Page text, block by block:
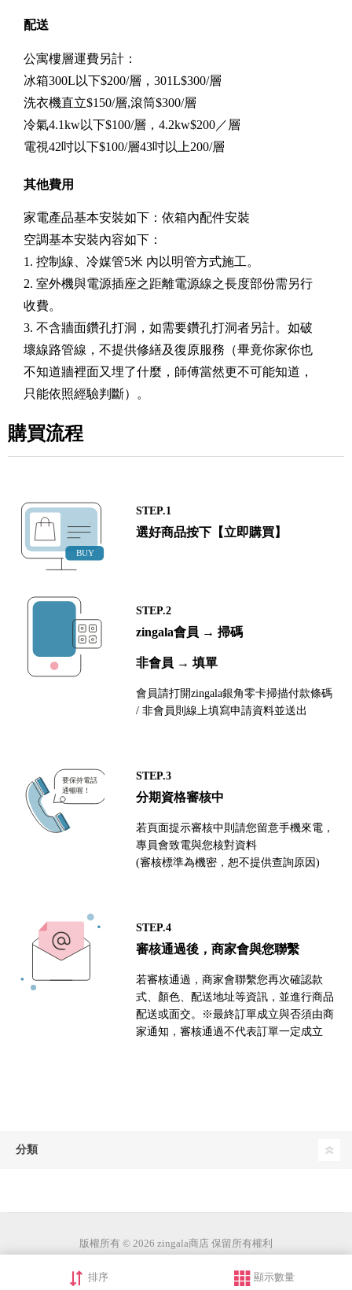
配送
公寓樓層運費另計：
冰箱300L以下$200/層，301L$300/層
洗衣機直立$150/層,滾筒$300/層
冷氣4.1kw以下$100/層，4.2kw$200／層
電視42吋以下$100/層43吋以上200/層
其他費用
家電產品基本安裝如下：依箱內配件安裝
空調基本安裝內容如下：
1. 控制線、冷媒管5米 內以明管方式施工。
2. 室外機與電源插座之距離電源線之長度部份需另行
收費。
3. 不含牆面鑽孔打洞，如需要鑽孔打洞者另計。如破
壞線路管線，不提供修繕及復原服務（畢竟你家你也
不知道牆裡面又埋了什麼，師傅當然更不可能知道，
只能依照經驗判斷）。
購買流程
STEP.1
選好商品按下【立即購買】
STEP.2
zingala會員 → 掃碼
非會員 → 填單
會員請打開zingala銀角零卡掃描付款條碼
/ 非會員則線上填寫申請資料並送出
STEP.3
分期資格審核中
若頁面提示審核中則請您留意手機來電，
專員會致電與您核對資料
(審核標準為機密，恕不提供查詢原因)
STEP.4
審核通過後，商家會與您聯繫
若審核通過，商家會聯繫您再次確認款
式、顏色、配送地址等資訊，並進行商品
配送或面交。※最終訂單成立與否須由商
家通知，審核通過不代表訂單一定成立
分類
版權所有 © 2026 zingala商店 保留所有權利
排序 顯示數量